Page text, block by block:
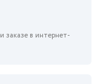
заказе в интернет-